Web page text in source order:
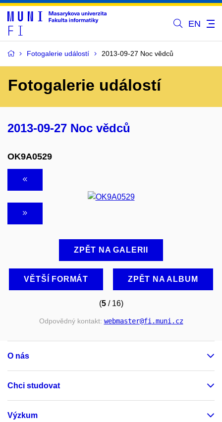
EN
Fotogalerie událostí 2013-09-27 Noc vědců
Fotogalerie událostí
2013-09-27 Noc vědců
OK9A0529
ZPĚT NA GALERII
VĚTŠÍ FORMÁT ZPĚT NA ALBUM
(5/ 16)
Odpovědný kontakt: webmaster@fi.muni.cz
O nás
Chci studovat
Výzkum